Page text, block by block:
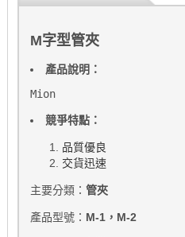
M字型管夾
產品說明：
Mion
競爭特點：
品質優良
交貨迅速
主要分類： 管夾
產品型號： M-1，M-2